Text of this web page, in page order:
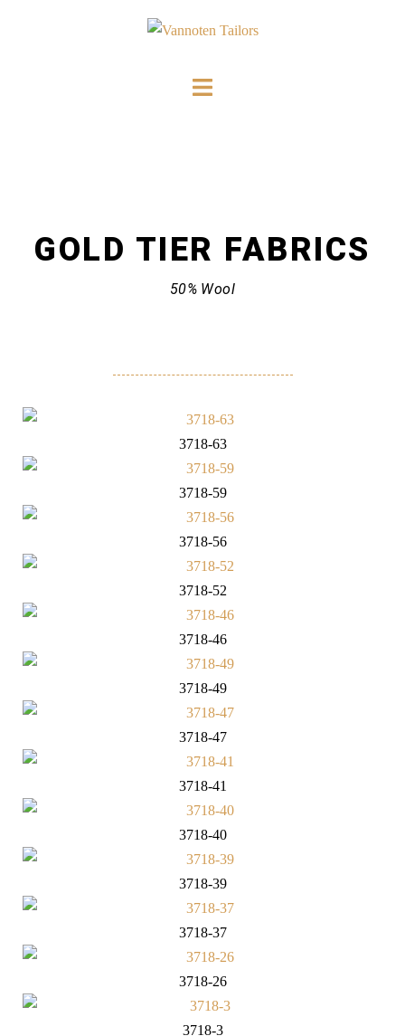
GOLD TIER FABRICS
50% Wool
3718-63
3718-59
3718-56
3718-52
3718-46
3718-49
3718-47
3718-41
3718-40
3718-39
3718-37
3718-26
3718-3